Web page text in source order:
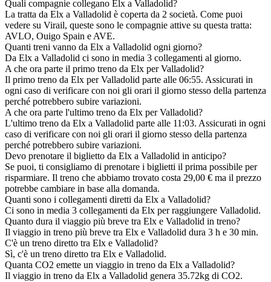
Quali compagnie collegano Elx a Valladolid?
La tratta da Elx a Valladolid è coperta da 2 società. Come puoi
vedere su Virail, queste sono le compagnie attive su questa tratta:
AVLO, Ouigo Spain e AVE.
Quanti treni vanno da Elx a Valladolid ogni giorno?
Da Elx a Valladolid ci sono in media 3 collegamenti al giorno.
A che ora parte il primo treno da Elx per Valladolid?
Il primo treno da Elx per Valladolid parte alle 06:55. Assicurati in
ogni caso di verificare con noi gli orari il giorno stesso della partenza
perché potrebbero subire variazioni.
A che ora parte l'ultimo treno da Elx per Valladolid?
L'ultimo treno da Elx a Valladolid parte alle 11:03. Assicurati in ogni
caso di verificare con noi gli orari il giorno stesso della partenza
perché potrebbero subire variazioni.
Devo prenotare il biglietto da Elx a Valladolid in anticipo?
Se puoi, ti consigliamo di prenotare i biglietti il prima possibile per
risparmiare. Il treno che abbiamo trovato costa 29,00 € ma il prezzo
potrebbe cambiare in base alla domanda.
Quanti sono i collegamenti diretti da Elx a Valladolid?
Ci sono in media 3 collegamenti da Elx per raggiungere Valladolid.
Quanto dura il viaggio più breve tra Elx e Valladolid in treno?
Il viaggio in treno più breve tra Elx e Valladolid dura 3 h e 30 min.
C'è un treno diretto tra Elx e Valladolid?
Sì, c'è un treno diretto tra Elx e Valladolid.
Quanta CO2 emette un viaggio in treno da Elx a Valladolid?
Il viaggio in treno da Elx a Valladolid genera 35.72kg di CO2.